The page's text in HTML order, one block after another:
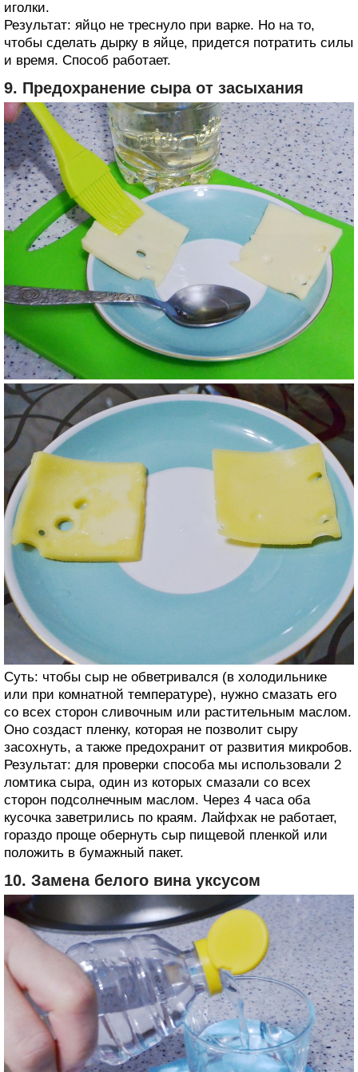
иголки.
Результат: яйцо не треснуло при варке. Но на то,
чтобы сделать дырку в яйце, придется потратить силы
и время. Способ работает.
9. Предохранение сыра от засыхания
Суть: чтобы сыр не обветривался (в холодильнике
или при комнатной температуре), нужно смазать его
со всех сторон сливочным или растительным маслом.
Оно создаст пленку, которая не позволит сыру
засохнуть, а также предохранит от развития микробов.
Результат: для проверки способа мы использовали 2
ломтика сыра, один из которых смазали со всех
сторон подсолнечным маслом. Через 4 часа оба
кусочка заветрились по краям. Лайфхак не работает,
гораздо проще обернуть сыр пищевой пленкой или
положить в бумажный пакет.
10. Замена белого вина уксусом